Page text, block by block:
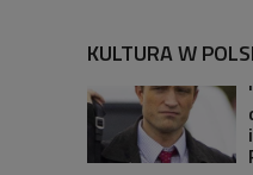
KULTURA W